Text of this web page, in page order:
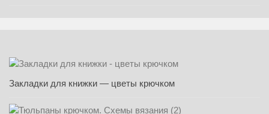
Закладки для книжки — цветы крючком